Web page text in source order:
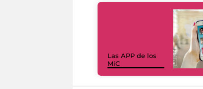
Las APP de los
MiC